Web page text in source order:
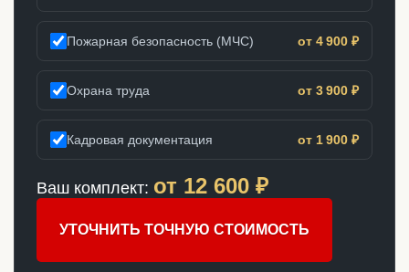
Пожарная безопасность (МЧС) от 4 900 ₽
Охрана труда от 3 900 ₽
Кадровая документация от 1 900 ₽
Ваш комплект: от 12 600 ₽
УТОЧНИТЬ ТОЧНУЮ СТОИМОСТЬ